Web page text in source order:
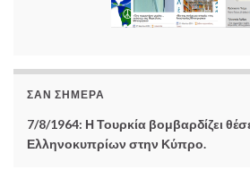
ΣΑΝ ΣΉΜΕΡΑ
7/8/1964: Η Τουρκία βομβαρδίζει
Ελληνοκυπρίων στην Κύπρο.